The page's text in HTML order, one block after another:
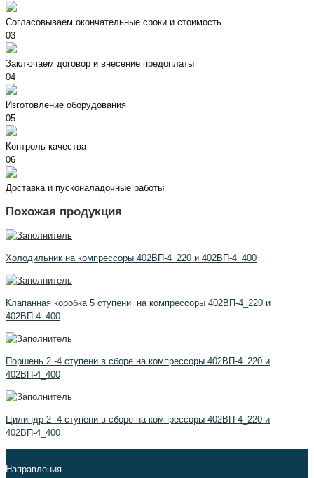
Согласовываем окончательные сроки и стоимость
03
Заключаем договор и внесение предоплаты
04
Изготовление оборудования
05
Контроль качества
06
Доставка и пусконаладочные работы
Похожая продукция
Холодильник на компрессоры 402ВП-4_220 и 402ВП-4_400
Клапанная коробка 5 ступени на компрессоры 402ВП-4_220 и
402ВП-4_400
Поршень 2 -4 ступени в сборе на компрессоры 402ВП-4_220 и
402ВП-4_400
Цилиндр 2 -4 ступени в сборе на компрессоры 402ВП-4_220 и
402ВП-4_400
Направления